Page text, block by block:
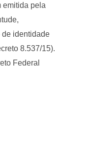
emitida pela
de identidade
8.537/15).
Federal